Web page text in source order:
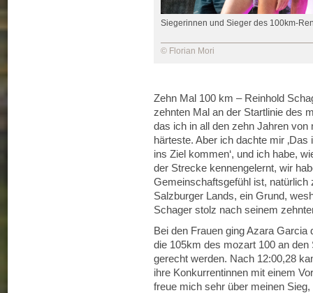
Siegerinnen und Sieger des 100km-
© Florian Mori
Zehn Mal 100 km – Reinhold
zehnten Mal an der Startlinie des
das ich in all den zehn Jahren
härteste. Aber ich dachte mir
ins Ziel kommen‘, und ich habe,
der Strecke kennengelernt, wir
Gemeinschaftsgefühl ist,
Salzburger Lands, ein Grund,
Schager stolz nach seinem
Bei den Frauen ging Azara
die 105km des mozart 100 an
gerecht werden. Nach 12:00,28
ihre Konkurrentinnen mit einem
freue mich sehr über meinen